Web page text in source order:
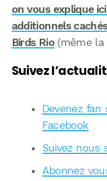
on vous explique
additionnels
Birds Rio(même la
Suivez
Devenez fan
Facebook
Suivez nous
Abonnez